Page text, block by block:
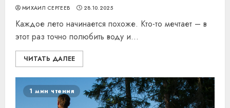
МИХАИЛ СЕРГЕЕВ 28.10.2025
Каждое лето начинается похоже. Кто-то мечтает – в
этот раз точно полюбить воду и...
ЧИТАТЬ ДАЛЕЕ
1 мин чтения